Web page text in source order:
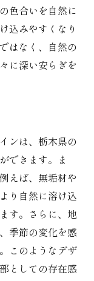
色合いを自然に
込みやすくなり
はなく、自然の
に深い安らぎを
ンは、栃木県の
できます。ま
えば、無垢材や
り自然に溶け込
す。さらに、地
季節の変化を感
このようなデザ
としての存在感